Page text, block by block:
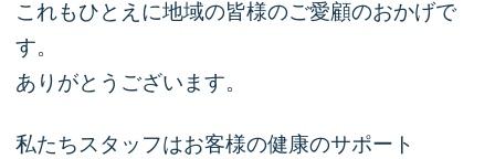
これもひとえに地域の皆様のご愛顧のおかげで
す。
ありがとうございます。
私たちスタッフはお客様の健康のサポート